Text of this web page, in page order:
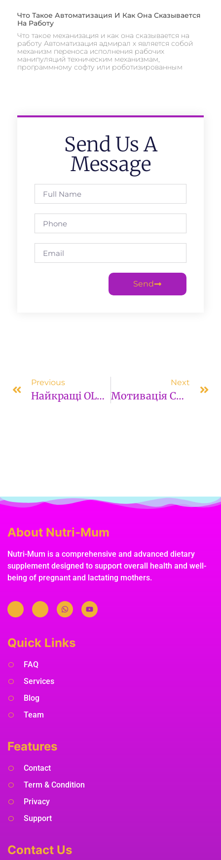
Что Такое Автоматизация И Как Она Сказывается
На Работу
Что такое механизация и как она сказывается на
работу Автоматизация адмирал х является собой
механизм переноса исполнения рабочих
манипуляций техническим механизмам,
программному софту или роботизированным
Send Us A
Message
Send
Previous
Найкращі OLED Телевізори Для Покупців В Україні У 2023 Році
Next
Мотивація Спортсменів У Досягненні Нових Висот Спорту
About Nutri-Mum
Nutri-Mum is a comprehensive and advanced dietary
supplement designed to support overall health and well-
being of pregnant and lactating mothers.
Quick Links
FAQ
Services
Blog
Team
Features
Contact
Term & Condition
Privacy
Support
Contact Us